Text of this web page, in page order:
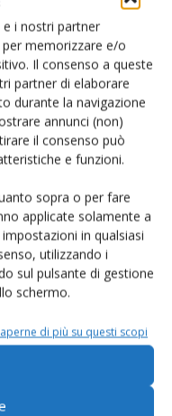
i nostri partner
memorizzare e/o
Il consenso a queste
partner di elaborare
durante la navigazione
annunci (non)
il consenso può
e funzioni.
sopra o per fare
applicate solamente a
in qualsiasi
utilizzando i
sul pulsante di gestione
schermo.
di più su questi scopi
Mmv